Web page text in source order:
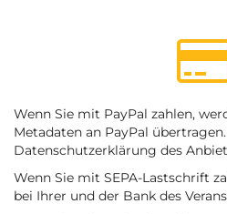
Wenn Sie mit PayPal zahlen,
Metadaten an PayPal
Datenschutzerklärung des
Wenn Sie mit SEPA-Lastschrift
bei Ihrer und der Bank des